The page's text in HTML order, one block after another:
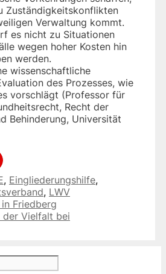
Zuständigkeitskonflikten
Verwaltung kommt.
es nicht zu Situationen
wegen hoher Kosten hin
werden.
wissenschaftliche
des Prozesses, wie
vorschlägt (Professor für
Recht der
Behinderung, Universität
, Eingliederungshilfe,
, LWV
Friedberg
Vielfalt bei